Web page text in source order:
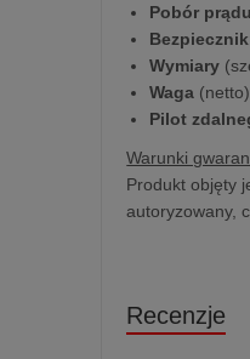
Pobór prądu
Bezpiecznik
Wymiary
Waga
Pilot
Warunki
Produkt objęty
autoryzowany,
Recenzje